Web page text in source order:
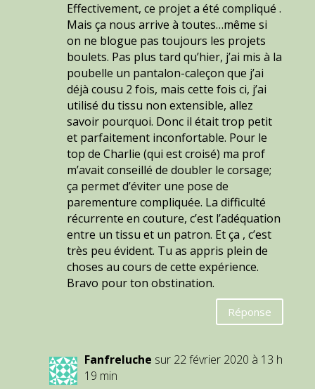
Effectivement, ce projet a été compliqué .
Mais ça nous arrive à toutes…même si
on ne blogue pas toujours les projets
boulets. Pas plus tard qu’hier, j’ai mis à la
poubelle un pantalon-caleçon que j’ai
déjà cousu 2 fois, mais cette fois ci, j’ai
utilisé du tissu non extensible, allez
savoir pourquoi. Donc il était trop petit
et parfaitement inconfortable. Pour le
top de Charlie (qui est croisé) ma prof
m’avait conseillé de doubler le corsage;
ça permet d’éviter une pose de
parementure compliquée. La difficulté
récurrente en couture, c’est l’adéquation
entre un tissu et un patron. Et ça , c’est
très peu évident. Tu as appris plein de
choses au cours de cette expérience.
Bravo pour ton obstination.
Réponse
Fanfreluche sur 22 février 2020 à 13 h
19 min